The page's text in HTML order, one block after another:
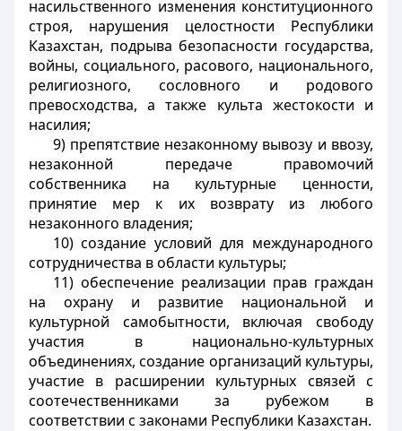
насильственного изменения конституционного
строя, нарушения целостности Республики
Казахстан, подрыва безопасности государства,
войны, социального, расового, национального,
религиозного, сословного и родового
превосходства, а также культа жестокости и
насилия;
9) препятствие незаконному вывозу и ввозу,
незаконной передаче правомочий
собственника на культурные ценности,
принятие мер к их возврату из любого
незаконного владения;
10) создание условий для международного
сотрудничества в области культуры;
11) обеспечение реализации прав граждан
на охрану и развитие национальной и
культурной самобытности, включая свободу
участия в национально-культурных
объединениях, создание организаций культуры,
участие в расширении культурных связей с
соотечественниками за рубежом в
соответствии с законами Республики Казахстан.